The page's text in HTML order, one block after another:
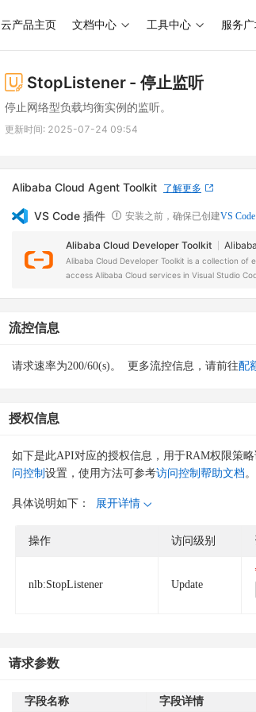
云产品主页 文档中心 工具中心 服务广
StopListener - 停止监听
停止网络型负载均衡实例的监听。
更新时间: 2025-07-24 09:54
Alibaba Cloud Agent Toolkit 了解更多
VS Code 插件 安装之前，确保已创建VS Code
Alibaba Cloud Developer Toolkit
Alibaba Cloud Developer Toolkit is a collection of
access Alibaba Cloud services in Visual Studio
流控信息
请求速率为200/60(s)。 更多流控信息，请前往配
授权信息
如下是此API对应的授权信息，用于RAM权限策
问控制 设置，使用方法可参考访问控制帮助文档。
具体说明如下： 展开详情
操作 访问级别
nlb:StopListener Update
请求参数
字段名称 字段详情